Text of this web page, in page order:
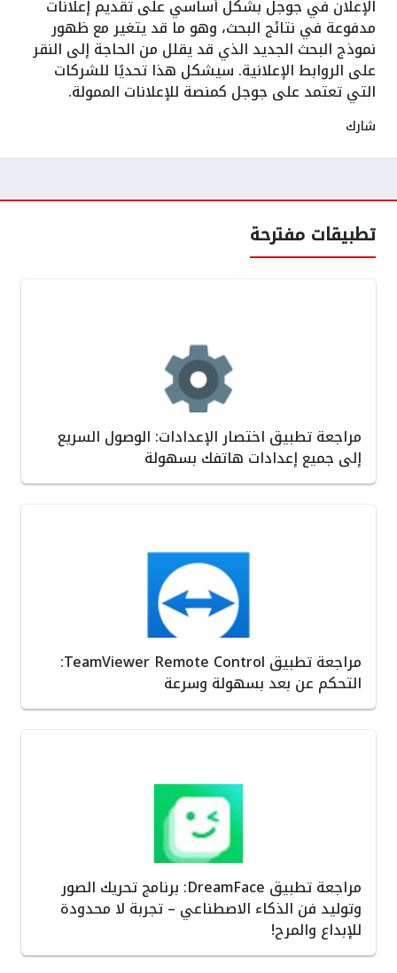
الإعلان في جوجل بشكل أساسي على تقديم إعلانات
مدفوعة في نتائج البحث، وهو ما قد يتغير مع ظهور
نموذج البحث الجديد الذي قد يقلل من الحاجة إلى النقر
على الروابط الإعلانية. سيشكل هذا تحديًا للشركات
التي تعتمد على جوجل كمنصة للإعلانات الممولة.
شارك
تطبيقات مفترحة
مراجعة تطبيق اختصار الإعدادات: الوصول السريع
إلى جميع إعدادات هاتفك بسهولة
مراجعة تطبيق TeamViewer Remote Control:
التحكم عن بعد بسهولة وسرعة
مراجعة تطبيق DreamFace: برنامج تحريك الصور
وتوليد فن الذكاء الاصطناعي – تجربة لا محدودة
للإبداع والمرح!